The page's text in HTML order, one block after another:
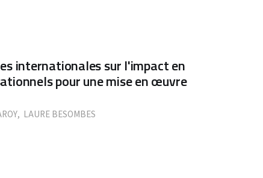
internationales sur l'impact en
pour une mise en œuvre
, LAURE BESOMBES